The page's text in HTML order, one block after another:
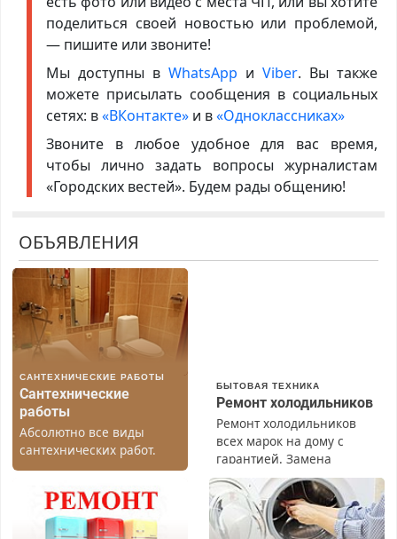
поделиться своей новостью или проблемой,
— пишите или звоните!
Мы доступны в WhatsApp иViber. Вы также
можете присылать сообщения в социальных
сетях: в«ВКонтакте»и в«Одноклассниках»
Звоните в любое удобное для вас время,
чтобы лично задать вопросы журналистам
«Городских вестей». Будем рады общению!
ОБЪЯВЛЕНИЯ
САНТЕХНИЧЕСКИЕ РАБОТЫ
Сантехнические
работы
Абсолютно все виды
сантехнических работ.
Быстро. Качественно.
БЫТОВАЯ ТЕХНИКА
Ремонт холодильников
Ремонт холодильников
всех марок на дому с
гарантией. Замена
резины. Качественно.
Недорого. Без выходных.
Все районы. Скидка.
Вызов бесплатный.